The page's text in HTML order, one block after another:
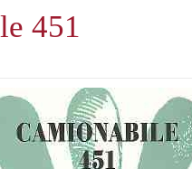
451